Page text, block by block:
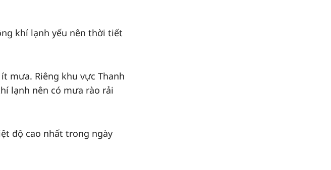
khí lạnh yếu nên thời tiết
mưa. Riêng khu vực Thanh
lạnh nên có mưa rào rải
độ cao nhất trong ngày